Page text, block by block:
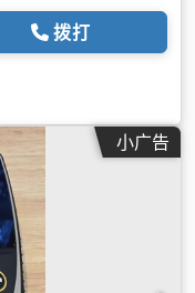
拨打
小广告